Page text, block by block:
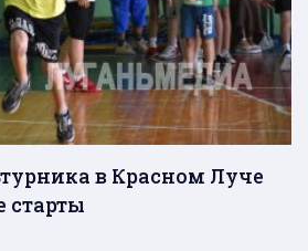
в Красном Луче
старты